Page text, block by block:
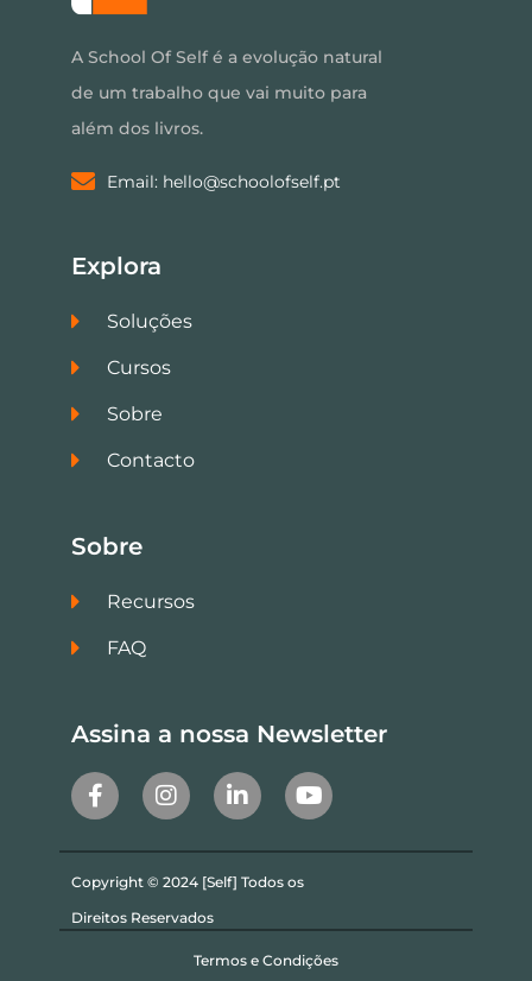
A School Of Self é a evolução natural
de um trabalho que vai muito para
além dos livros.
Email: hello@schoolofself.pt
Explora
Soluções
Cursos
Sobre
Contacto
Sobre
Recursos
FAQ
Assina a nossa Newsletter
Copyright © 2024 [Self] Todos os
Direitos Reservados
Termos e Condições